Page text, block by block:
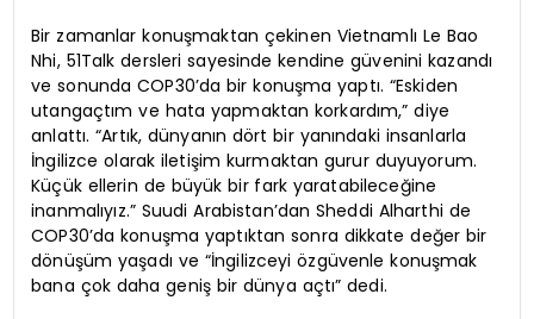
Bir zamanlar konuşmaktan çekinen Vietnamlı Le Bao
Nhi, 51Talk dersleri sayesinde kendine güvenini kazandı
ve sonunda COP30’da bir konuşma yaptı. “Eskiden
utangaçtım ve hata yapmaktan korkardım,” diye
anlattı. “Artık, dünyanın dört bir yanındaki insanlarla
İngilizce olarak iletişim kurmaktan gurur duyuyorum.
Küçük ellerin de büyük bir fark yaratabileceğine
inanmalıyız.” Suudi Arabistan’dan Sheddi Alharthi de
COP30’da konuşma yaptıktan sonra dikkate değer bir
dönüşüm yaşadı ve “İngilizceyi özgüvenle konuşmak
bana çok daha geniş bir dünya açtı” dedi.